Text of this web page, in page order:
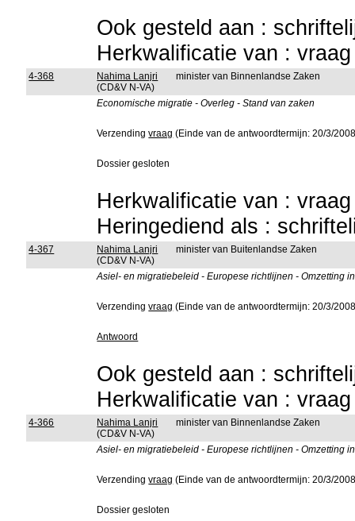
Ook gesteld aan :
Herkwalificatie van :
4-368
Nahima Lanjri
(CD&V N-VA)
minister van Binnenlandse Zaken
Economische migratie - Overleg - Stand van zaken
Verzendingvraag (Einde van de antwoordtermijn: 20/3/
Dossier gesloten
Herkwalificatie van :
Heringediend als :
4-367
Nahima Lanjri
(CD&V N-VA)
minister van Buitenlandse Zaken
Asiel- en migratiebeleid - Europese richtlijnen - Omzetting
Verzendingvraag (Einde van de antwoordtermijn: 20/3/
Antwoord
Ook gesteld aan :
Herkwalificatie van :
4-366
Nahima Lanjri
(CD&V N-VA)
minister van Binnenlandse Zaken
Asiel- en migratiebeleid - Europese richtlijnen - Omzetting
Verzendingvraag (Einde van de antwoordtermijn: 20/3/
Dossier gesloten